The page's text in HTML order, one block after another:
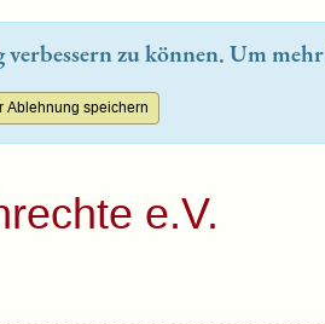
zu können. Um
e.V.